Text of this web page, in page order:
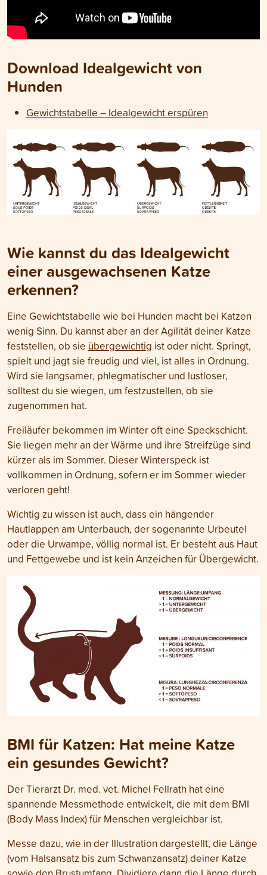
Download Idealgewicht von
Hunden
Gewichtstabelle – Idealgewicht erspüren
Wie kannst du das Idealgewicht
einer ausgewachsenen Katze
erkennen?
Eine Gewichtstabelle wie bei Hunden macht bei Katzen
wenig Sinn. Du kannst aber an der Agilität deiner Katze
feststellen, ob sie übergewichtig ist oder nicht. Springt,
spielt und jagt sie freudig und viel, ist alles in Ordnung.
Wird sie langsamer, phlegmatischer und lustloser,
solltest du sie wiegen, um festzustellen, ob sie
zugenommen hat.
Freiläufer bekommen im Winter oft eine Speckschicht.
Sie liegen mehr an der Wärme und ihre Streifzüge sind
kürzer als im Sommer. Dieser Winterspeck ist
vollkommen in Ordnung, sofern er im Sommer wieder
verloren geht!
Wichtig zu wissen ist auch, dass ein hängender
Hautlappen am Unterbauch, der sogenannte Urbeutel
oder die Urwampe, völlig normal ist. Er besteht aus Haut
und Fettgewebe und ist kein Anzeichen für Übergewicht.
BMI für Katzen: Hat meine Katze
ein gesundes Gewicht?
Der Tierarzt Dr. med. vet. Michel Fellrath hat eine
spannende Messmethode entwickelt, die mit dem BMI
(Body Mass Index) für Menschen vergleichbar ist.
Messe dazu, wie in der Illustration dargestellt, die Länge
(vom Halsansatz bis zum Schwanzansatz) deiner Katze